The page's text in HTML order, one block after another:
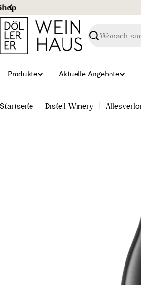
Zum
Inhalt
springen
Suchen
Produkte Aktuelle Angebote
Startseite Distell Winery